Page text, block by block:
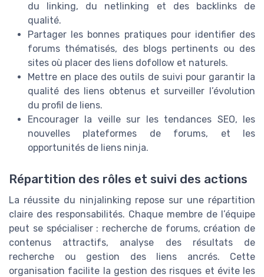
du linking, du netlinking et des backlinks de
qualité.
Partager les bonnes pratiques pour identifier des
forums thématisés, des blogs pertinents ou des
sites où placer des liens dofollow et naturels.
Mettre en place des outils de suivi pour garantir la
qualité des liens obtenus et surveiller l’évolution
du profil de liens.
Encourager la veille sur les tendances SEO, les
nouvelles plateformes de forums, et les
opportunités de liens ninja.
Répartition des rôles et suivi des actions
La réussite du ninjalinking repose sur une répartition
claire des responsabilités. Chaque membre de l’équipe
peut se spécialiser : recherche de forums, création de
contenus attractifs, analyse des résultats de
recherche ou gestion des liens ancrés. Cette
organisation facilite la gestion des risques et évite les